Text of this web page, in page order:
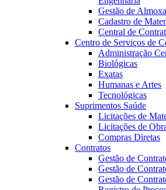
Gestão de
Cadastro de
Central de
Centro de Serviços de
Administração
Biológicas
Exatas
Humanas e Artes
Tecnológicas
Suprimentos Saúde
Licitações de
Licitações de
Compras Diretas
Contratos
Gestão de
Gestão de
Gestão de